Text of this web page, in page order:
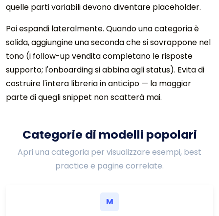
quelle parti variabili devono diventare placeholder.
Poi espandi lateralmente. Quando una categoria è
solida, aggiungine una seconda che si sovrappone nel
tono (i follow-up vendita completano le risposte
supporto; l'onboarding si abbina agli status). Evita di
costruire l'intera libreria in anticipo — la maggior
parte di quegli snippet non scatterà mai.
Categorie di modelli popolari
Apri una categoria per visualizzare esempi, best
practice e pagine correlate.
M